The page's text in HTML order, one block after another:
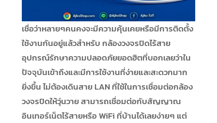
เชื่อว่าหลายๆคนคงจะมีความคุ้นเคยหรือมีการติดตั้ง
ใช้งานกันอยู่แล้วสำหรับ กล้องวงจรปิดไร้สาย
อุปกรณ์รักษาความปลอดภัยยอดฮิตที่บอกเลยว่าใน
ปัจจุบันเข้าถึงและมีการใช้งานที่ง่ายและสะดวกมาก
ยิ่งขึ้น ไม่ต้องเดินสาย LAN ที่ใช้ในการเชื่อมต่อกล้อง
วงจรปิดให้วุ่นวาย สามารถเชื่อมต่อกับสัญญาณ
อินเทอร์เน็ตไร้สายหรือ WiFi ที่บ้านได้เลยง่ายๆ แต่